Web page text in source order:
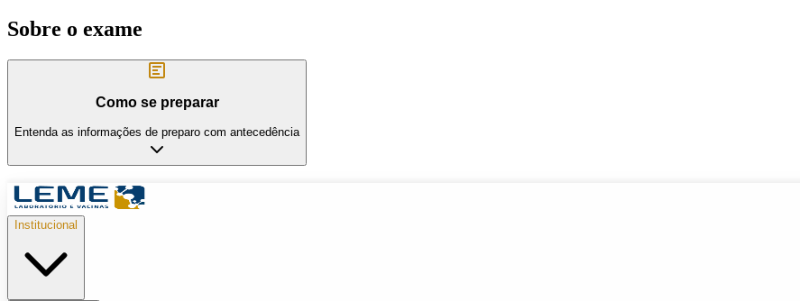
Sobre o exame
Como se preparar
Entenda as informações de preparo com antecedência
Institucional